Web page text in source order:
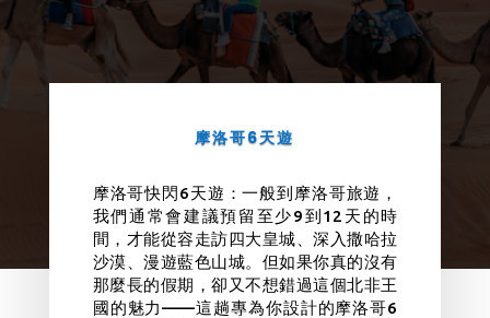
摩洛哥6天遊
摩洛哥快閃6天遊：一般到摩洛哥旅遊，
我們通常會建議預留至少9到12天的時
間，才能從容走訪四大皇城、深入撒哈拉
沙漠、漫遊藍色山城。但如果你真的沒有
那麼長的假期，卻又不想錯過這個北非王
國的魅力——這趟專為你設計的摩洛哥6